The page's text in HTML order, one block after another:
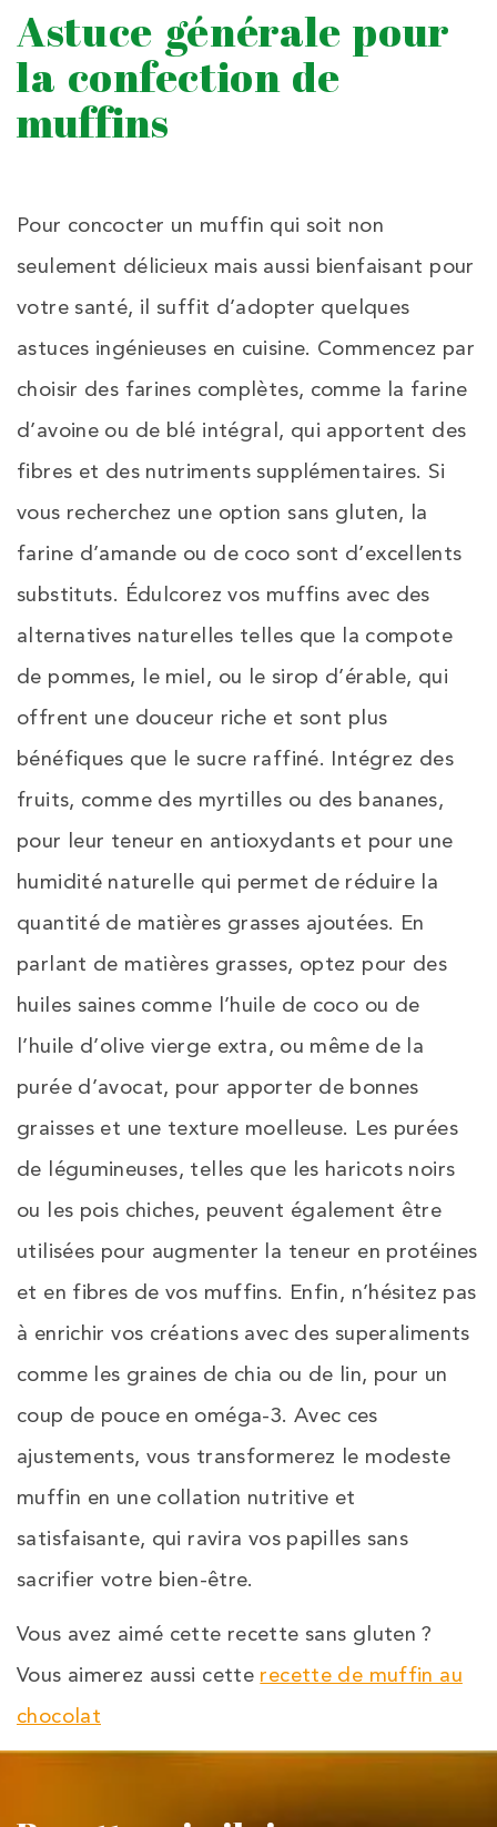
Astuce générale pour
la confection de
muffins
Pour concocter un muffin qui soit non
seulement délicieux mais aussi bienfaisant pour
votre santé, il suffit d’adopter quelques
astuces ingénieuses en cuisine. Commencez par
choisir des farines complètes, comme la farine
d’avoine ou de blé intégral, qui apportent des
fibres et des nutriments supplémentaires. Si
vous recherchez une option sans gluten, la
farine d’amande ou de coco sont d’excellents
substituts. Édulcorez vos muffins avec des
alternatives naturelles telles que la compote
de pommes, le miel, ou le sirop d’érable, qui
offrent une douceur riche et sont plus
bénéfiques que le sucre raffiné. Intégrez des
fruits, comme des myrtilles ou des bananes,
pour leur teneur en antioxydants et pour une
humidité naturelle qui permet de réduire la
quantité de matières grasses ajoutées. En
parlant de matières grasses, optez pour des
huiles saines comme l’huile de coco ou de
l’huile d’olive vierge extra, ou même de la
purée d’avocat, pour apporter de bonnes
graisses et une texture moelleuse. Les purées
de légumineuses, telles que les haricots noirs
ou les pois chiches, peuvent également être
utilisées pour augmenter la teneur en protéines
et en fibres de vos muffins. Enfin, n’hésitez pas
à enrichir vos créations avec des superaliments
comme les graines de chia ou de lin, pour un
coup de pouce en oméga-3. Avec ces
ajustements, vous transformerez le modeste
muffin en une collation nutritive et
satisfaisante, qui ravira vos papilles sans
sacrifier votre bien-être.
Vous avez aimé cette recette sans gluten ?
Vous aimerez aussi cette recette de muffin au
chocolat